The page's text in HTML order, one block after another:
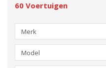
60 Voertuigen
Merk
Model